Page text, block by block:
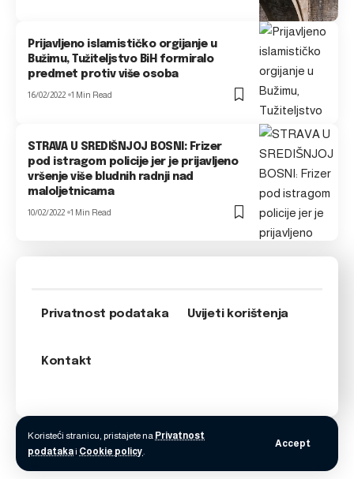
Koristeći stranicu, pristajete na Privatnost
podatakai Cookie policy.
Accept
Prijavljeno islamističko orgijanje u
Bužimu, Tužiteljstvo BiH formiralo
predmet protiv više osoba
16/02/2022 1 Min Read
STRAVA U SREDIŠNJOJ BOSNI: Frizer
pod istragom policije jer je prijavljeno
vršenje više bludnih radnji nad
maloljetnicama
10/02/2022 1 Min Read
Privatnost podataka Uvijeti korištenja
Kontakt